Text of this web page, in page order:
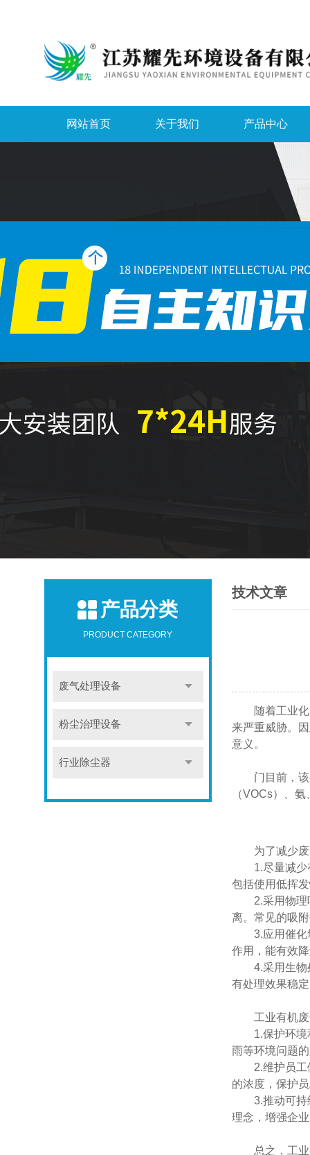
网站首页 关于我们 产品中心
产品分类
PRODUCT CATEGORY
废气处理设备
粉尘治理设备
行业除尘器
技术文章
随着工业化的
来严重威胁。
意义。
门目前，该有
（VOCs）、
为了减少废
1.尽量减少有
包括使用低挥
2.采用物理吸
离。常见的吸
3.应用催化氧
作用，能有效
4.采用生物处
有处理效果稳
工业有机废
1.保护环境和
雨等环境问题
2.维护员工健
的浓度，保护
3.推动可持续
理念，增强企
总之，工业有